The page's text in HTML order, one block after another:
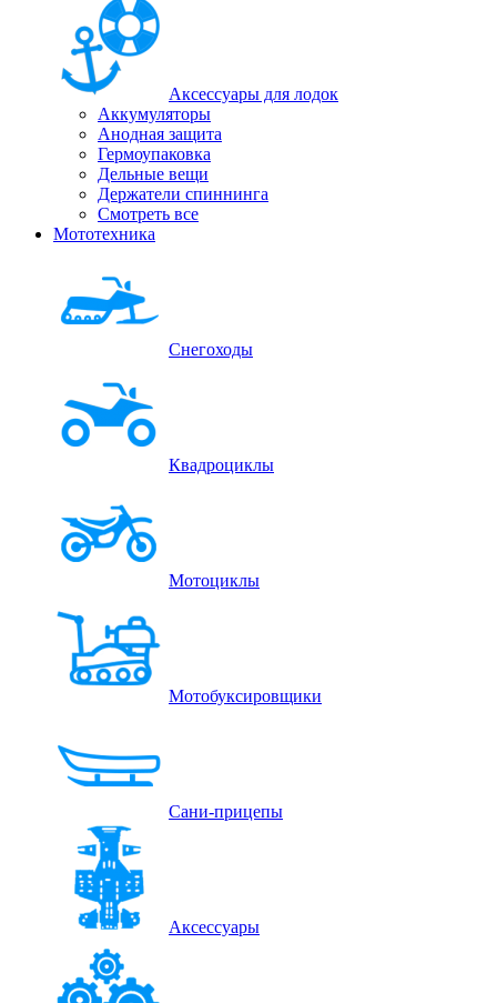
Аксессуары для лодок
Аккумуляторы
Анодная защита
Гермоупаковка
Дельные вещи
Держатели спиннинга
Смотреть все
Мототехника
Снегоходы
Квадроциклы
Мотоциклы
Мотобуксировщики
Сани-прицепы
Аксессуары